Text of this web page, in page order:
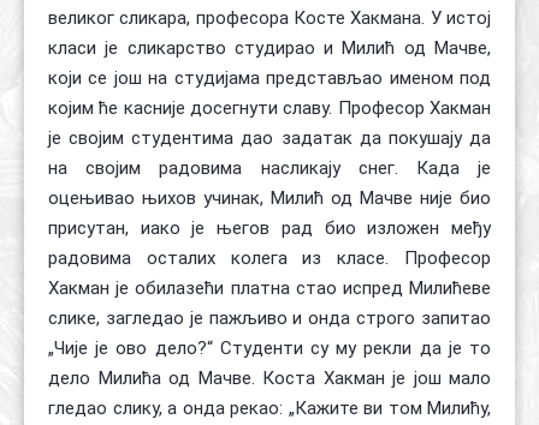
великог сликара, професора Косте Хакмана. У истој
класи је сликарство студирао и Милић од Мачве,
који се још на студијама представљао именом под
којим ће касније досегнути славу. Професор Хакман
је својим студентима дао задатак да покушају да
на својим радовима насликају снег. Када је
оцењивао њихов учинак, Милић од Мачве није био
присутан, иако је његов рад био изложен међу
радовима осталих колега из класе. Професор
Хакман је обилазећи платна стао испред Милићеве
слике, загледао је пажљиво и онда строго запитао
„Чије је ово дело?“ Студенти су му рекли да је то
дело Милића од Мачве. Коста Хакман је још мало
гледао слику, а онда рекао: „Кажите ви том Милићу,